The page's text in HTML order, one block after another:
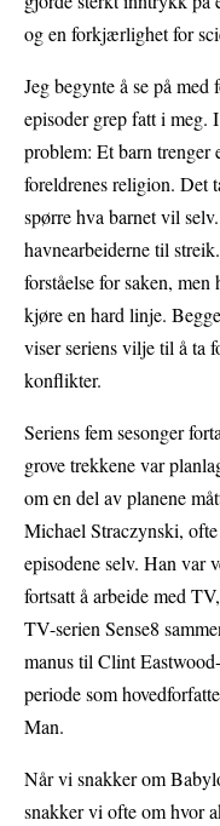
og en forkjærlighet for
Jeg begynte å se på
episoder grep fatt i meg.
problem: Et barn
foreldrenes religion. Det
spørre hva barnet vil
havnearbeiderne til
forståelse for saken,
kjøre en hard linje.
viser seriens vilje til å ta
konflikter.
Seriens fem sesonger
grove trekkene var
om en del av planene
Michael Straczynski,
episodene selv. Han var
fortsatt å arbeide med
TV-serien Sense8
manus til Clint
periode som
Man.
Når vi snakker om
snakker vi ofte om hvor